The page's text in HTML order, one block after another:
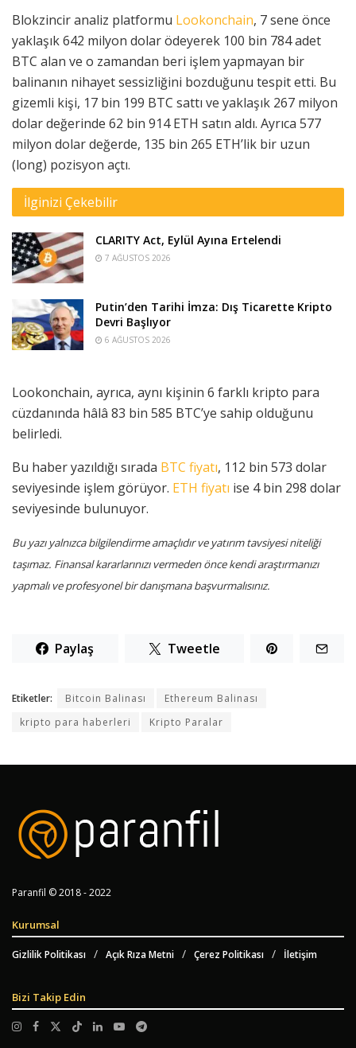
Blokzincir analiz platformu Lookonchain, 7 sene önce
yaklaşık 642 milyon dolar ödeyerek 100 bin 784 adet
BTC alan ve o zamandan beri işlem yapmayan bir
balinanın nihayet sessizliğini bozduğunu tespit etti. Bu
gizemli kişi, 17 bin 199 BTC sattı ve yaklaşık 267 milyon
dolar değerinde 62 bin 914 ETH satın aldı. Ayrıca 577
milyon dolar değerde, 135 bin 265 ETH’lik bir uzun
(long) pozisyon açtı.
İlginizi Çekebilir
CLARITY Act, Eylül Ayına Ertelendi
7 AĞUSTOS 2026
Putin’den Tarihi İmza: Dış Ticarette Kripto
Devri Başlıyor
6 AĞUSTOS 2026
Lookonchain, ayrıca, aynı kişinin 6 farklı kripto para
cüzdanında hâlâ 83 bin 585 BTC’ye sahip olduğunu
belirledi.
Bu haber yazıldığı sırada BTC fiyatı, 112 bin 573 dolar
seviyesinde işlem görüyor. ETH fiyatı ise 4 bin 298 dolar
seviyesinde bulunuyor.
Bu yazı yalnızca bilgilendirme amaçlıdır ve yatırım tavsiyesi niteliği
taşımaz. Finansal kararlarınızı vermeden önce kendi araştırmanızı
yapmalı ve profesyonel bir danışmana başvurmalısınız.
Paylaş Tweetle
Etiketler: Bitcoin Balinası
Ethereum Balinası
kripto para haberleri
Kripto Paralar
Paranfil © 2018 - 2022
Kurumsal
Gizlilik Politikası Açık Rıza Metni Çerez Politikası İletişim
Bizi Takip Edin